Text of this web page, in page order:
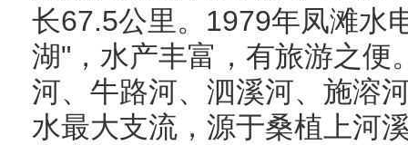
长67.5公里。1979年凤滩水
湖"，水产丰富，有旅游之便
河、牛路河、泗溪河、施溶
水最大支流，源于桑植上河